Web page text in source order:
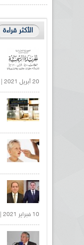
الأكثر قراءة
20 أبريل 2021 |
10 فبراير 2021 |